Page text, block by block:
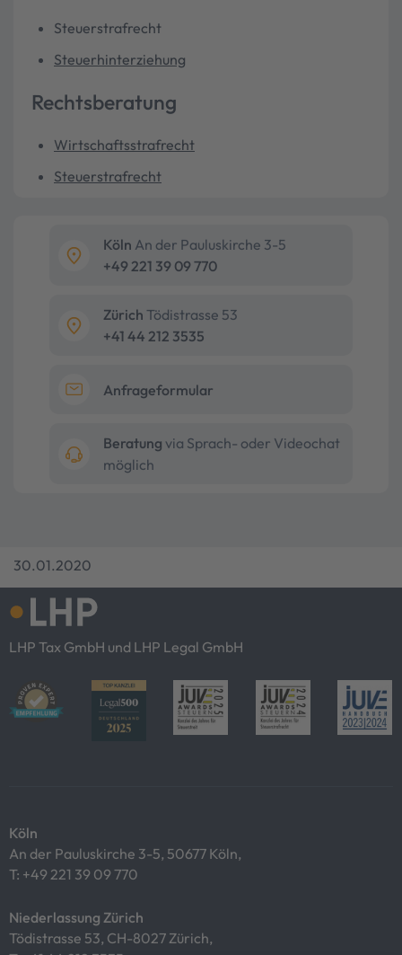
Steuerstrafrecht
Steuerhinterziehung
Rechtsberatung
Wirtschaftsstrafrecht
Steuerstrafrecht
Köln An der Pauluskirche 3-5
+49 221 39 09 770
Zürich Tödistrasse 53
+41 44 212 3535
Anfrageformular
Beratung via Sprach- oder Videochat
möglich
30.01.2020
LHP Tax GmbH und LHP Legal GmbH
Köln
An der Pauluskirche 3-5, 50677 Köln,
T: +49 221 39 09 770
Niederlassung Zürich
Tödistrasse 53, CH-8027 Zürich,